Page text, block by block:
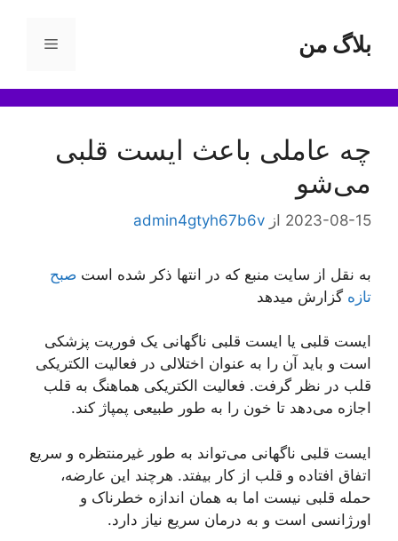
محتوابلاگ من فهرست
چه عاملی باعث ایست قلبی
می‌شو
2023-08-15 از admin4gtyh67b6v
به نقل از سایت منبع که در انتها ذکر شده است صبح
تازه گزارش میدهد
ایست قلبی یا ایست قلبی ناگهانی یک فوریت پزشکی
است و باید آن را به عنوان اختلالی در فعالیت الکتریکی
قلب در نظر گرفت. فعالیت الکتریکی هماهنگ به قلب
اجازه می‌دهد تا خون را به طور طبیعی پمپاژ کند.
ایست قلبی ناگهانی می‌تواند به طور غیرمنتظره و سریع
اتفاق افتاده و قلب از کار بیفتد. هرچند این عارضه،
حمله قلبی نیست اما به همان اندازه خطرناک و
اورژانسی است و به درمان سریع نیاز دارد.